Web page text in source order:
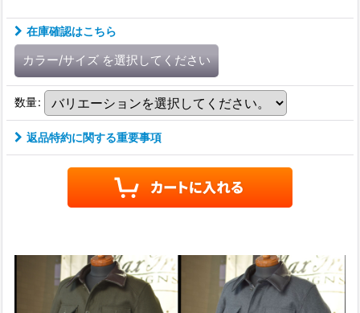
在庫確認はこちら
カラー/サイズ を選択してください
数量:
返品特約に関する重要事項